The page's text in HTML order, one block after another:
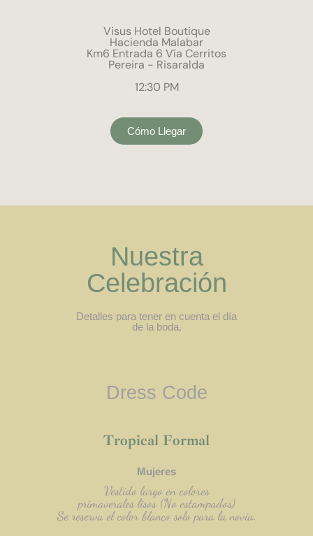
Visus Hotel Boutique
Hacienda Malabar
Km6 Entrada 6 Vía Cerritos
Pereira - Risaralda
12:30 PM
Cómo Llegar
Nuestra
Celebración
Detalles para tener en cuenta el día
de la boda.
Dress Code
Tropical Formal
Mujeres
Vestido largo en colores
primaverales lisos (No estampados)
Se reserva el color blanco solo para la novia.